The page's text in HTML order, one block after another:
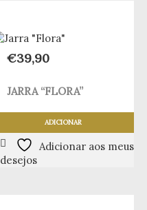
€39,90
JARRA “FLORA”
ADICIONAR
Adicionar aos meus
desejos